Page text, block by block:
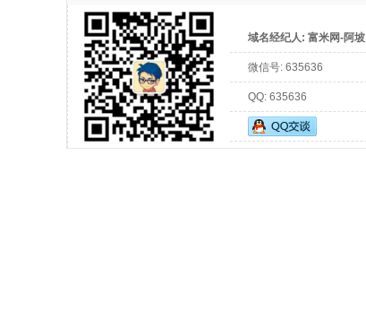
域名经纪人: 富米网-阿坡
微信号: 635636
QQ: 635636